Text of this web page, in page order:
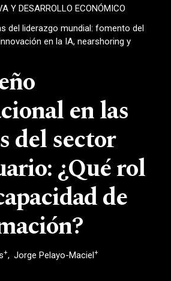
Y DESARROLLO ECONÓMICO
del liderazgo mundial: fomento del
en la IA, nearshoring y
en las
del sector
¿Qué rol
de
+ Jorge Pelayo-Maciel+